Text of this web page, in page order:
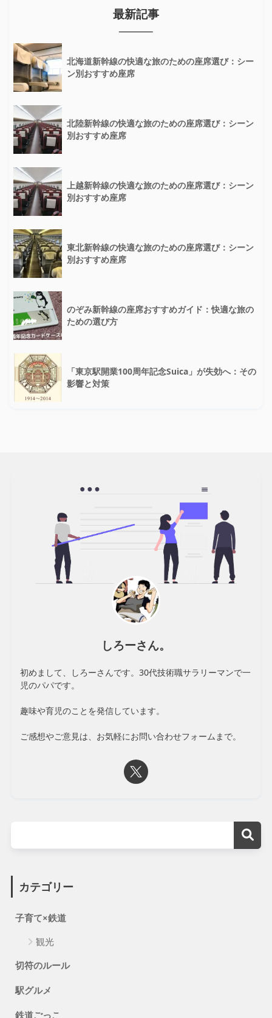
最新記事
北海道新幹線の快適な旅のための座席選び：シー
ン別おすすめ座席
北陸新幹線の快適な旅のための座席選び：シーン
別おすすめ座席
上越新幹線の快適な旅のための座席選び：シーン
別おすすめ座席
東北新幹線の快適な旅のための座席選び：シーン
別おすすめ座席
のぞみ新幹線の座席おすすめガイド：快適な旅の
ための選び方
「東京駅開業100周年記念Suica」が失効へ：その
影響と対策
しろーさん。
初めまして、しろーさんです。30代技術職サラリーマンで一
児のパパです。
趣味や育児のことを発信しています。
ご感想やご意見は、お気軽にお問い合わせフォームまで。
カテゴリー
子育て×鉄道
観光
切符のルール
駅グルメ
鉄道ごっこ